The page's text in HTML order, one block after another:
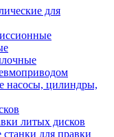
для
насосы, цилиндры,
литых дисков
для правки